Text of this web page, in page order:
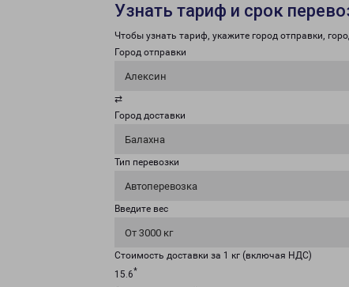
Узнать тариф и срок
Чтобы узнать тариф, укажите город отправки,
Город отправки
Алексин
⇄
Город доставки
Балахна
Тип перевозки
Автоперевозка
Введите вес
От 3000 кг
Стоимость доставки за 1 кг (включая НДС)
15.6*